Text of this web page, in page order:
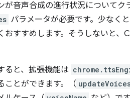
が音声合成の進行状況について
パラメータが必要です。少なく
おすすめします。そうしないと
ると、拡張機能は
ことができます。（